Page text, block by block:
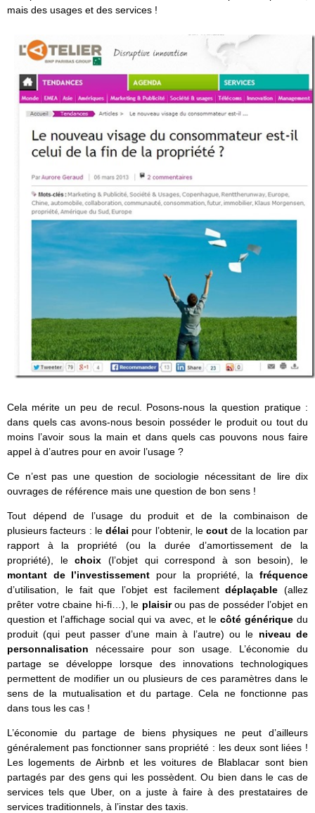
mais des usages et des services !
Cela mérite un peu de recul. Posons-nous la question pratique :
dans quels cas avons-nous besoin posséder le produit ou tout du
moins l’avoir sous la main et dans quels cas pouvons nous faire
appel à d’autres pour en avoir l’usage ?
Ce n’est pas une question de sociologie nécessitant de lire dix
ouvrages de référence mais une question de bon sens !
Tout dépend de l’usage du produit et de la combinaison de
plusieurs facteurs : le délai pour l’obtenir, le coutde la location par
rapport à la propriété (ou la durée d’amortissement de la
propriété), lechoix(l’objet qui correspond à son besoin), le
montant de l’investissement pour la propriété, lafréquence
d’utilisation, le fait que l’objet est facilementdéplaçable (allez
prêter votre cbaine hi-fi…), le plaisirou pas de posséder l’objet en
question et l’affichage social qui va avec, et le côté génériquedu
produit (qui peut passer d’une main à l’autre) ou le niveau de
personnalisation nécessaire pour son usage. L’économie du
partage se développe lorsque des innovations technologiques
permettent de modifier un ou plusieurs de ces paramètres dans le
sens de la mutualisation et du partage. Cela ne fonctionne pas
dans tous les cas !
L’économie du partage de biens physiques ne peut d’ailleurs
généralement pas fonctionner sans propriété : les deux sont liées !
Les logements de Airbnb et les voitures de Blablacar sont bien
partagés par des gens qui les possèdent. Ou bien dans le cas de
services tels que Uber, on a juste à faire à des prestataires de
services traditionnels, à l’instar des taxis.